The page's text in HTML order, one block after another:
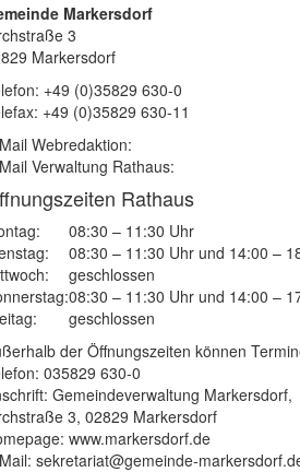
Markersdorf
3
Markersdorf
+49 (0)35829 630-0
+49 (0)35829 630-11
Webredaktion:
Verwaltung Rathaus:
Rathaus
08:30 – 11:30 Uhr
08:30 – 11:30 Uhr und 14:00 –
geschlossen
08:30 – 11:30 Uhr und 14:00 –
geschlossen
der Öffnungszeiten können
035829 630-0
Gemeindeverwaltung Markersdorf,
3, 02829 Markersdorf
www.markersdorf.de
sekretariat@gemeinde-